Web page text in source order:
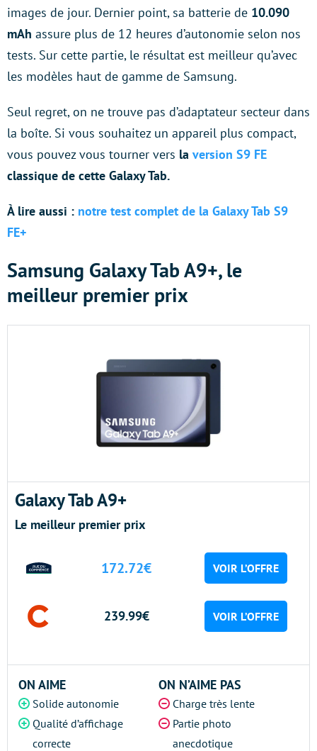
images de jour. Dernier point, sa batterie de 10.090
mAh assure plus de 12 heures d’autonomie selon nos
tests. Sur cette partie, le résultat est meilleur qu’avec
les modèles haut de gamme de Samsung.
Seul regret, on ne trouve pas d’adaptateur secteur dans
la boîte. Si vous souhaitez un appareil plus compact,
vous pouvez vous tourner vers la version S9 FE
classique de cette Galaxy Tab.
À lire aussi : notre test complet de la Galaxy Tab S9
FE+
Samsung Galaxy Tab A9+, le
meilleur premier prix
Galaxy Tab A9+
Le meilleur premier prix
172.72€ VOIR L’OFFRE
239.99€ VOIR L’OFFRE
ON AIME
Solide autonomie
Qualité d’affichage
correcte
ON N’AIME PAS
Charge très lente
Partie photo
anecdotique